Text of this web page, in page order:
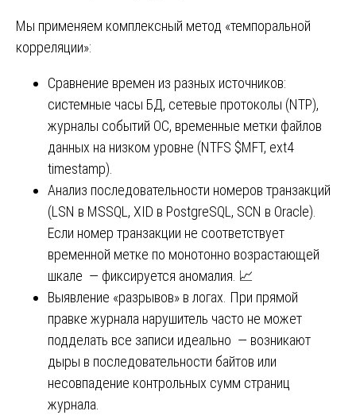
Мы применяем комплексный метод «темпоральной
корреляции»:
Сравнение времен из разных источников:
системные часы БД, сетевые протоколы (NTP),
журналы событий ОС, временные метки файлов
данных на низком уровне (NTFS $MFT, ext4
timestamp).
Анализ последовательности номеров транзакций
(LSN в MSSQL, XID в PostgreSQL, SCN в Oracle).
Если номер транзакции не соответствует
временной метке по монотонно возрастающей
шкале — фиксируется аномалия. 📈
Выявление «разрывов» в логах. При прямой
правке журнала нарушитель часто не может
подделать все записи идеально — возникают
дыры в последовательности байтов или
несовпадение контрольных сумм страниц
журнала.